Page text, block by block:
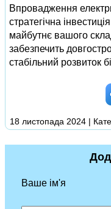
Впровадження
стратегічна
майбутнє вашого
забезпечить
стабільний розвиток
18 листопада 2024 |
Ваше ім'я